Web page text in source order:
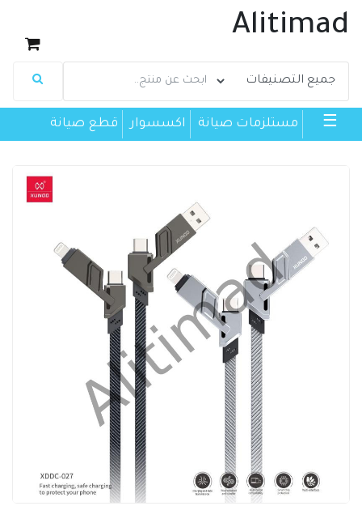
Alitimad
☰ مستلزمات صيانة اكسسوار قطع صيانة